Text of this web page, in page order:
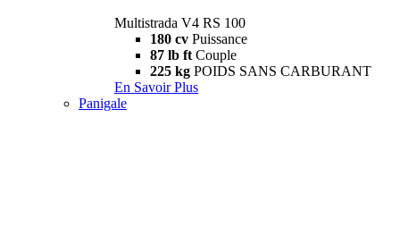
Multistrada V4 RS 100
180 cv Puissance
87 lb ft Couple
225 kg POIDS SANS CARBURANT
En Savoir Plus
Panigale